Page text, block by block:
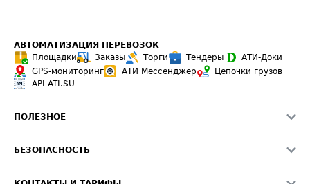
АВТОМАТИЗАЦИЯ ПЕРЕВОЗОК
Площадки
Заказы Торги Тендеры
АТИ-Доки
GPS-мониторинг
АТИ Мессенджер
Цепочки грузов
API ATI.SU
ПОЛЕЗНОЕ
Звезды ATI.SU на вашем сайте
БЕЗОПАСНОСТЬ